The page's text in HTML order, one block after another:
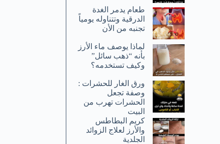
طعام يدمر الغدة
الدرقية وتتناوله يومياً
تجنبه من الأن
لماذا يوصف ماء الأرز
بأنه “ذهب سائل”
وكيف تستخدمه؟
ورق الغار للحشرات :
وصفة تجعل
الحشرات تهرب من
البيت
كريم البطاطس
والأرز لعلاج الزوائد
الجلدية